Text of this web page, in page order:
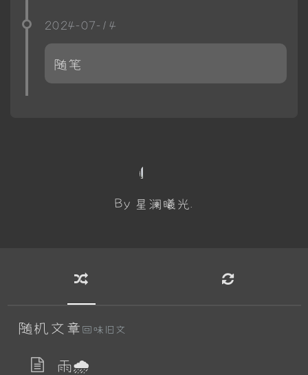
2024-07-14
随笔
By 星澜曦光.
随机文章 回味旧文
雨🌧